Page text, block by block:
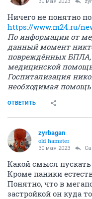
Ничего не понятно
https://www.m24.ru/
По информации от
данный момент
повреждённых БПЛА,
медицинской
Госпитализация
необходимая помощь
ОТВЕТИТЬ
zyrbagan
old hamster
30 мая 2023
Какой смысл
Кроме паники
Понятно, что в
застройкой он куда